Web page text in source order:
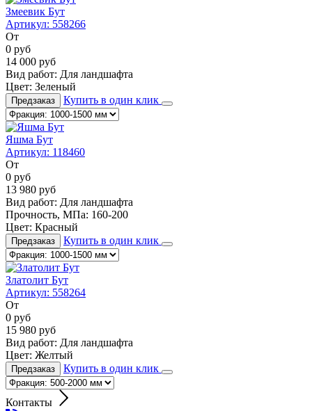
Змеевик Бут
Артикул: 558266
От
0 руб
14 000 руб
Вид работ: Для ландшафта
Цвет: Зеленый
Предзаказ Купить в один клик
Яшма Бут
Артикул: 118460
От
0 руб
13 980 руб
Вид работ: Для ландшафта
Прочность, МПа: 160-200
Цвет: Красный
Предзаказ Купить в один клик
Златолит Бут
Артикул: 558264
От
0 руб
15 980 руб
Вид работ: Для ландшафта
Цвет: Желтый
Предзаказ Купить в один клик
Контакты